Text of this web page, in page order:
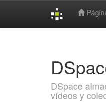
DSpace
vídeos y